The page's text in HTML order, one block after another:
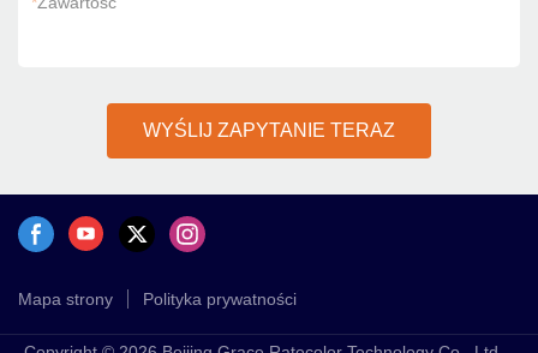
WYŚLIJ ZAPYTANIE TERAZ
Mapa strony Polityka prywatności